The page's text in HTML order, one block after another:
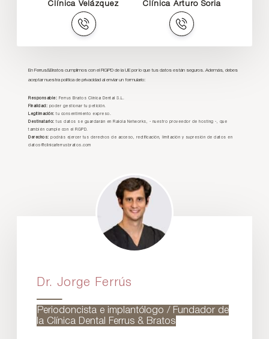
Clínica Velázquez Clínica Arturo Soria
En Ferrus&Bratos cumplimos con el RGPD de la UE por lo que tus datos están seguros. Además, debes
aceptar nuestra política de privacidad al enviar un formulario:
Responsable: Ferrus Bratos Clínica Dental S.L.
Finalidad: poder gestionar tu petición.
Legitimación: tu consentimiento expreso.
Destinatario: tus datos se guardarán en Raiola Networks, - nuestro proveedor de hosting -, que
también cumple con el RGPD.
Derechos: podrás ejercer tus derechos de acceso, rectificación, limitación y supresión de datos en
datos@clinicaferrusbratos.com
Dr. Jorge Ferrús
Periodoncista e implantólogo / Fundador de
la Clínica Dental Ferrus & Bratos